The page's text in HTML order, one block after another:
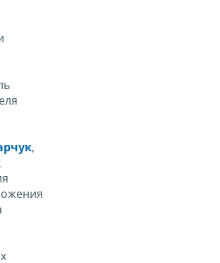
,